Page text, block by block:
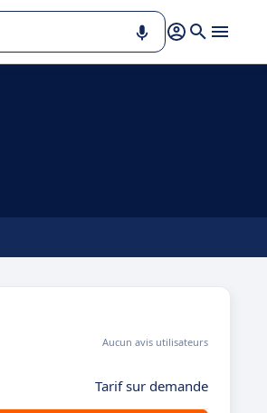
Aucun avis utilisateurs
Tarif sur demande